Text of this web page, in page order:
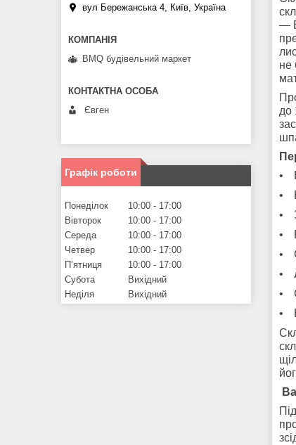
—
не
до
•
•
•
•
•
•
•
•
вул Бережанська 4, Київ, Україна
BMQ будівельний маркет
Євген
Графік роботи
Понеділок 10:00
17:00
Вівторок
10:00
17:00
Середа
10:00
17:00
Четвер
10:00
17:00
Пʼятниця
10:00
17:00
Субота
Вихідний
Неділя
Вихідний